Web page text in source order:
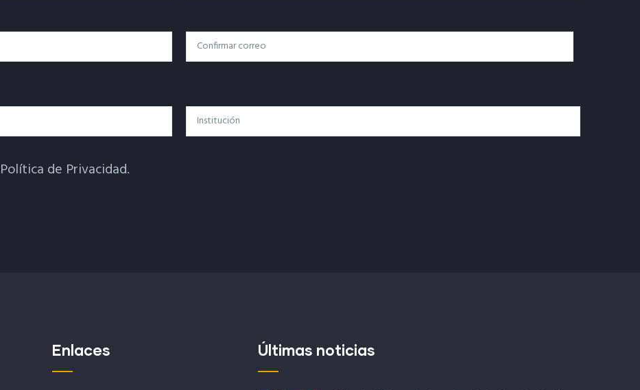
Confirmar Correo
Institución
Política de Privacidad.
Enlaces Últimas noticias